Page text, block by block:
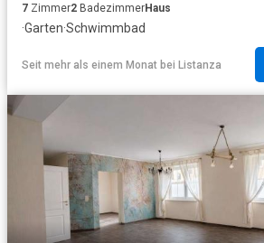
7 Zimmer2 BadezimmerHaus
·Garten·Schwimmbad
Seit mehr als einem Monat bei Listanza